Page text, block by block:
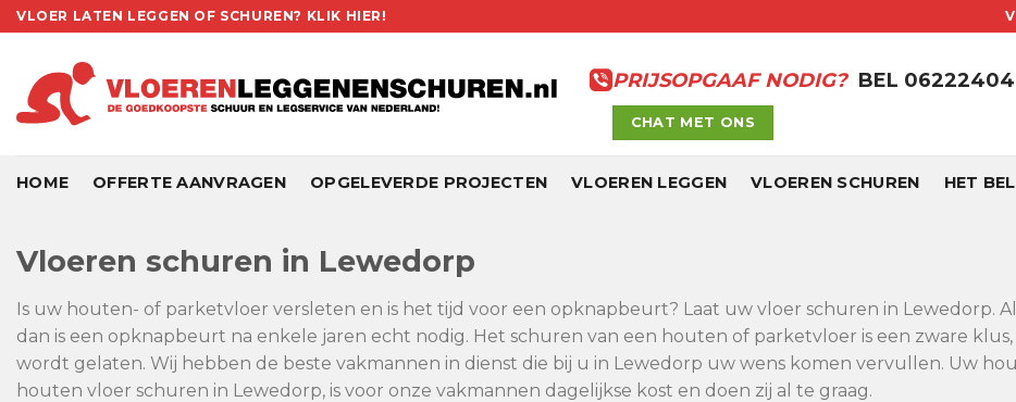
Skip
to
content
VLOER LATEN LEGGEN OF SCHUREN? KLIK HIER!
PRIJSOPGAAF NODIG? BEL
CHAT MET ONS
HOME OFFERTE AANVRAGEN OPGELEVERDE PROJECTEN VLOEREN LEGGEN VLOEREN SCHUREN HET
Vloeren schuren in Lewedorp
Is uw houten- of parketvloer versleten en is het tijd voor een opknapbeurt? Laat uw vloer schuren in Lewedorp.
dan is een opknapbeurt na enkele jaren echt nodig. Het schuren van een houten of parketvloer is een zware
wordt gelaten. Wij hebben de beste vakmannen in dienst die bij u in Lewedorp uw wens komen vervullen. Uw
houten vloer schuren in Lewedorp, is voor onze vakmannen dagelijkse kost en doen zij al te graag.